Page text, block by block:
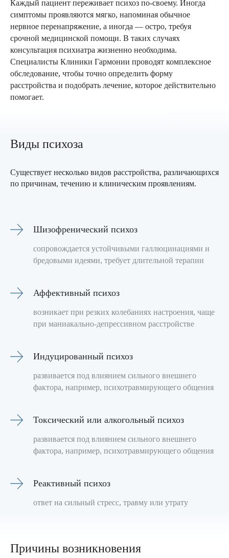
Каждый пациент переживает психоз по-своему. Иногда
симптомы проявляются мягко, напоминая обычное
нервное перенапряжение, а иногда — остро, требуя
срочной медицинской помощи. В таких случаях
консультация психиатра жизненно необходима.
Специалисты Клиники Гармонии проводят комплексное
обследование, чтобы точно определить форму
расстройства и подобрать лечение, которое действительно
помогает.
Виды психоза
Существует несколько видов расстройства, различающихся
по причинам, течению и клиническим проявлениям.
Шизофренический психоз
сопровождается устойчивыми галлюцинациями и
бредовыми идеями, требует длительной терапии
Аффективный психоз
возникает при резких колебаниях настроения, чаще
при маниакально-депрессивном расстройстве
Индуцированный психоз
развивается под влиянием сильного внешнего
фактора, например, психотравмирующего общения
Токсический или алкогольный психоз
развивается под влиянием сильного внешнего
фактора, например, психотравмирующего общения
Реактивный психоз
ответ на сильный стресс, травму или утрату
Причины возникновения